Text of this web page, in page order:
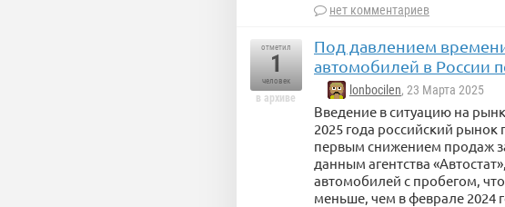
нет комментариев
отметил
1
человек
в архиве
Под давлением
автомобилей в России
lonbocilen, 23 Марта 2025
Введение в ситуацию на
2025 года российский
первым снижением продаж
данным агентства
автомобилей с пробегом,
меньше, чем в феврале 2024